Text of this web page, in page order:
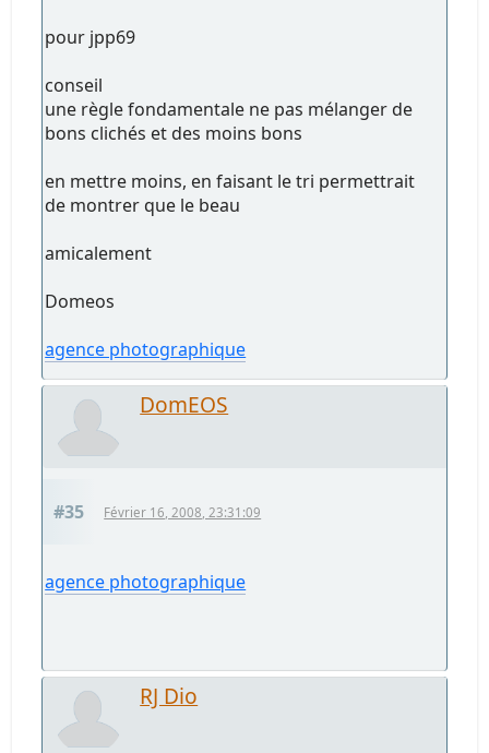
pour jpp69
conseil
une règle fondamentale ne pas mélanger de
bons clichés et des moins bons
en mettre moins, en faisant le tri permettrait
de montrer que le beau
amicalement
Domeos
agence photographique
DomEOS
#35 Février 16, 2008, 23:31:09
agence photographique
RJ Dio